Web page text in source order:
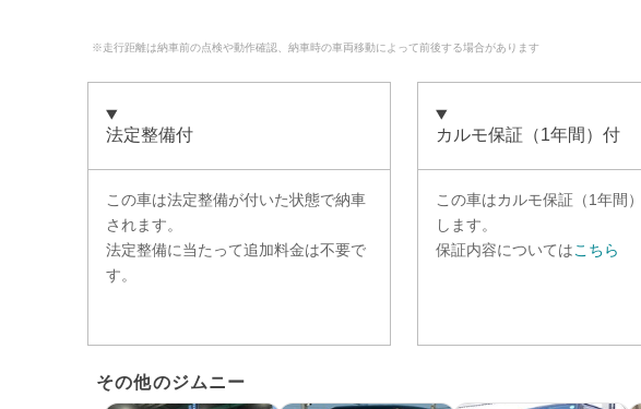
※走行距離は納車前の点検や動作確認、納車時の車両移動によって前後する場合があります
法定整備付
この車は法定整備が付いた状態で納車
されます。
法定整備に当たって追加料金は不要で
す。
カルモ保証（1年間）付
この車はカルモ保証（1年間）
します。
保証内容についてはこちら
その他のジムニー